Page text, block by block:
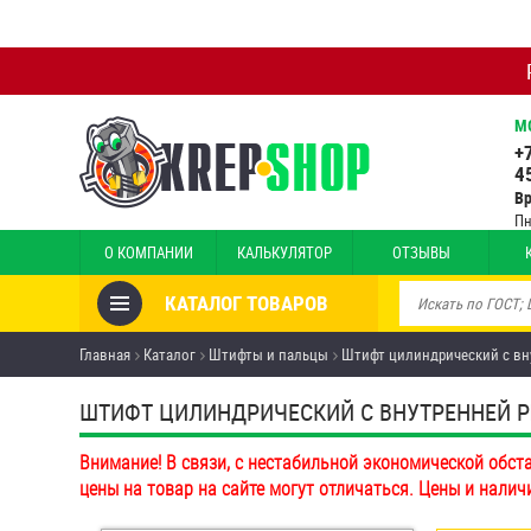
О КОМПАНИИ КАЛЬКУЛЯТОР ОТЗЫВЫ
КАТАЛОГ ТОВАРОВ
Товары со скидкой
Анкеры
Антивандальный крепёж,
инструмент
Болты и винты
Главная Каталог Штифты и пальцы Штифт цилиндрический с
ШТИФТ ЦИЛИНДРИЧЕСКИЙ С ВНУТРЕННЕЙ
Внимание! В связи, с нестабильной экономической
цены на товар на сайте могут отличаться. Цены и